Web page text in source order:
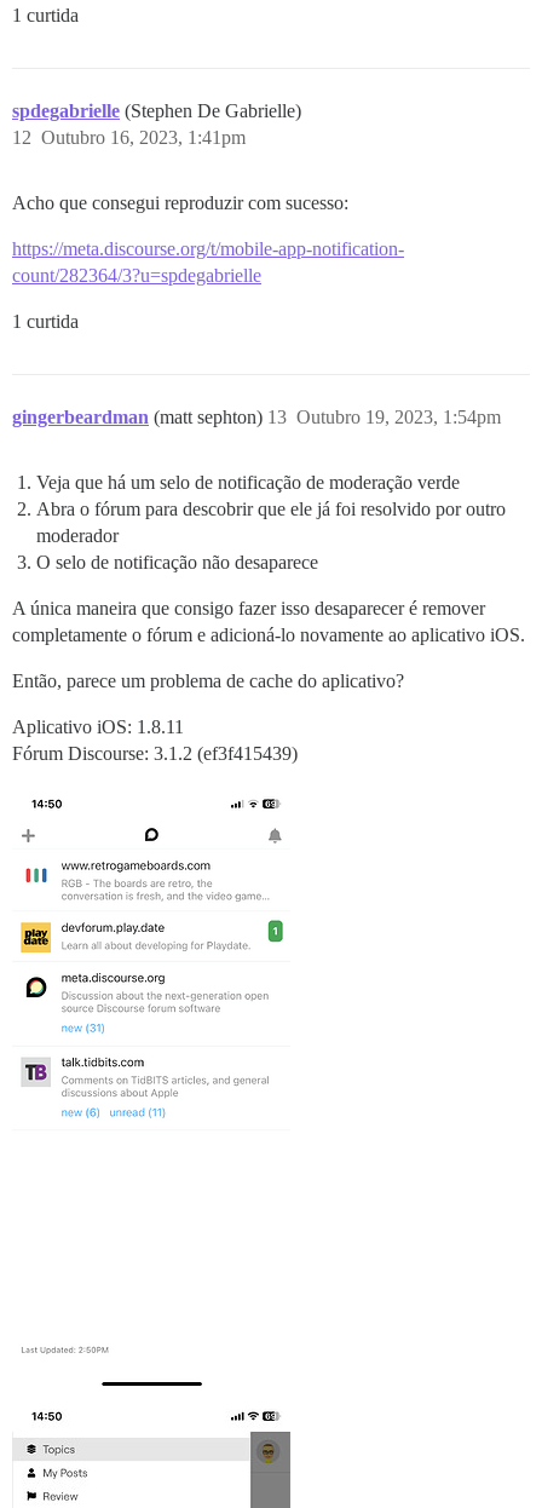
1 curtida
spdegabrielle (Stephen De Gabrielle)
Outubro 16, 2023, 1:41pm
12
Acho que consegui reproduzir com sucesso:
https://meta.discourse.org/t/mobile-app-notification-
count/282364/3?u=spdegabrielle
1 curtida
gingerbeardman (matt sephton) Outubro 19, 2023, 1:54pm
13
Veja que há um selo de notificação de moderação verde
Abra o fórum para descobrir que ele já foi resolvido por outro
moderador
O selo de notificação não desaparece
A única maneira que consigo fazer isso desaparecer é remover
completamente o fórum e adicioná-lo novamente ao aplicativo iOS.
Então, parece um problema de cache do aplicativo?
Aplicativo iOS: 1.8.11
Fórum Discourse: 3.1.2 (ef3f415439)